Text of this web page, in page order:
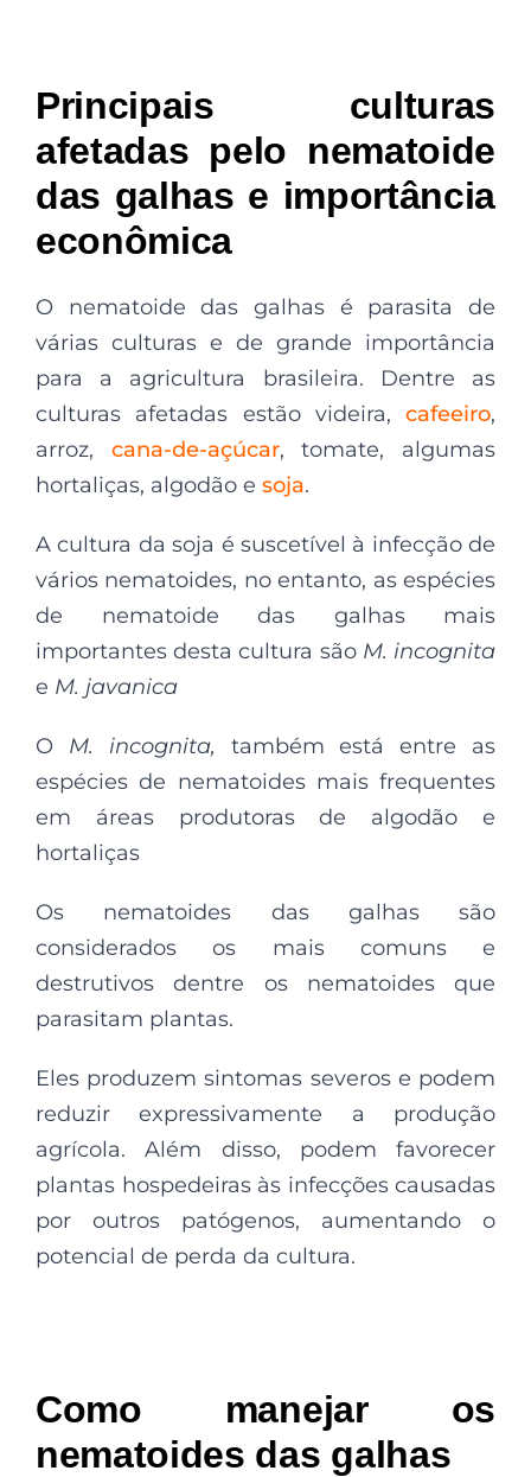
Principais culturas
afetadas pelo nematoide
das galhas e importância
econômica
O nematoide das galhas é parasita de
várias culturas e de grande importância
para a agricultura brasileira. Dentre as
culturas afetadas estão videira, cafeeiro,
arroz, cana-de-açúcar, tomate, algumas
hortaliças, algodão e soja.
A cultura da soja é suscetível à infecção de
vários nematoides, no entanto, as espécies
de nematoide das galhas mais
importantes desta cultura são M. incognita
e M. javanica
O M. incognita, também está entre as
espécies de nematoides mais frequentes
em áreas produtoras de algodão e
hortaliças
Os nematoides das galhas são
considerados os mais comuns e
destrutivos dentre os nematoides que
parasitam plantas.
Eles produzem sintomas severos e podem
reduzir expressivamente a produção
agrícola. Além disso, podem favorecer
plantas hospedeiras às infecções causadas
por outros patógenos, aumentando o
potencial de perda da cultura.
Como manejar os
nematoides das galhas